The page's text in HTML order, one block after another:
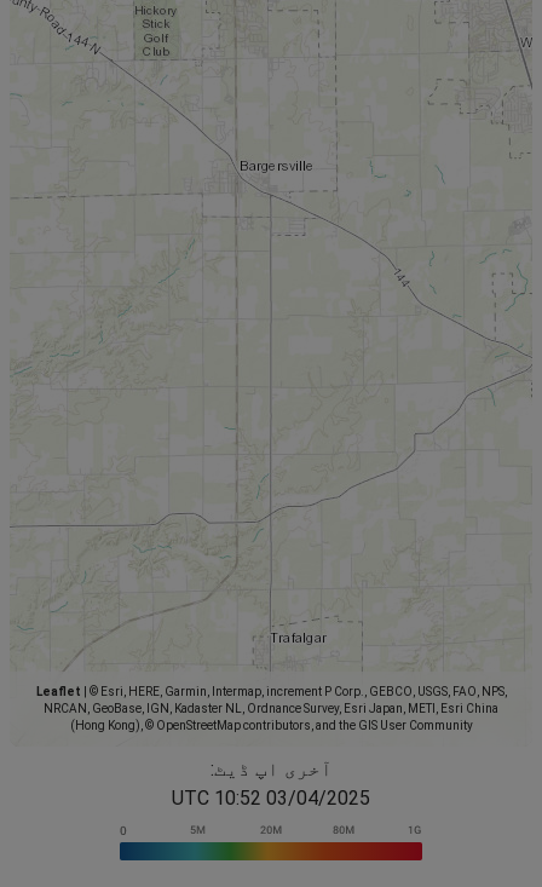
Leaflet
© Esri, HERE, Garmin, Intermap, increment P Corp., GEBCO, USGS, FAO, NPS,
NRCAN, GeoBase, IGN, Kadaster NL, Ordnance Survey, Esri Japan, METI, Esri China
(Hong Kong), © OpenStreetMap contributors, and the GIS User Community
آخری اپ ڈیٹ:
03/04/2025 10:52 UTC